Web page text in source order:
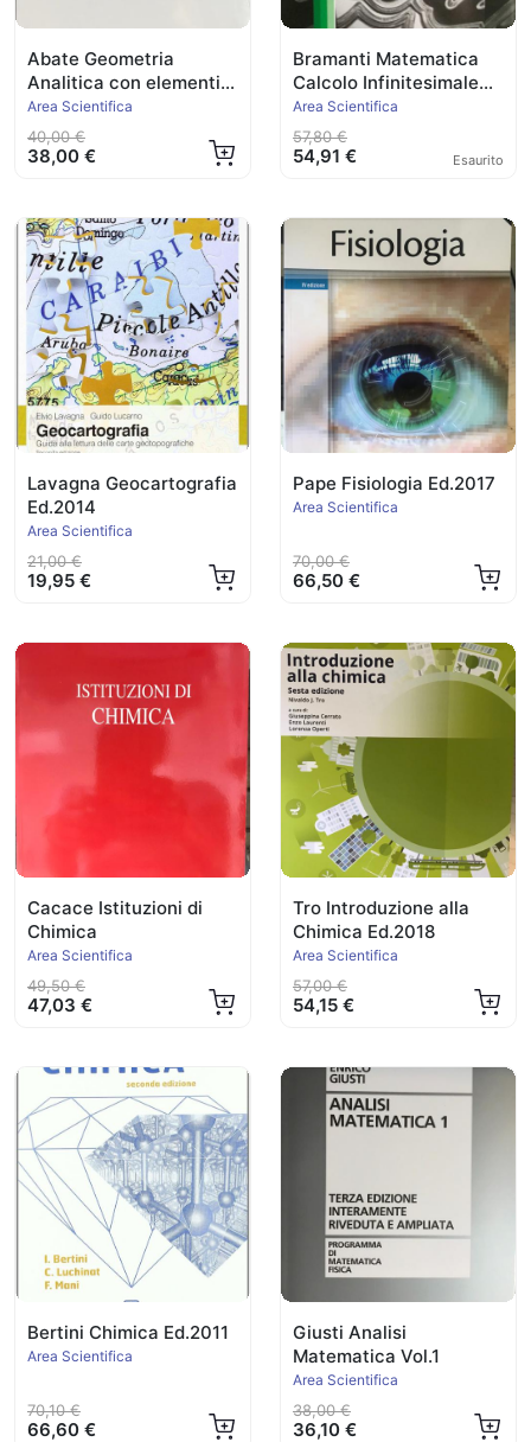
Abate Geometria
Analitica con elementi
di Algebra Linea
Area Scientifica
40,00 €
38,00 €
Bramanti Matematica
Calcolo Infinitesimale
Ed.2004
Area Scientifica
57,80 €
54,91 € Esaurito
Lavagna Geocartografia
Ed.2014
Area Scientifica
21,00 €
19,95 €
Pape Fisiologia Ed.2017
Area Scientifica
70,00 €
66,50 €
Cacace Istituzioni di
Chimica
Area Scientifica
49,50 €
47,03 €
Tro Introduzione alla
Chimica Ed.2018
Area Scientifica
57,00 €
54,15 €
Bertini Chimica Ed.2011
Area Scientifica
70,10 €
66,60 €
Giusti Analisi
Matematica Vol.1
Area Scientifica
38,00 €
36,10 €